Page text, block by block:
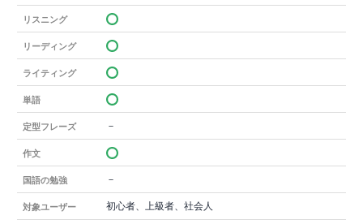
リスニング
リーディング
ライティング
単語
定型フレーズ －
作文
国語の勉強 －
対象ユーザー 初心者、上級者、社会人